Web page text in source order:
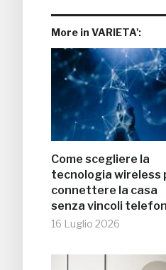
More in VARIETA':
Come scegliere la
tecnologia wireless
connettere la casa
senza vincoli
16 Luglio 2026